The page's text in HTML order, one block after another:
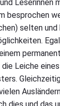
Leserinnen
besprochen
selten und
Leiche